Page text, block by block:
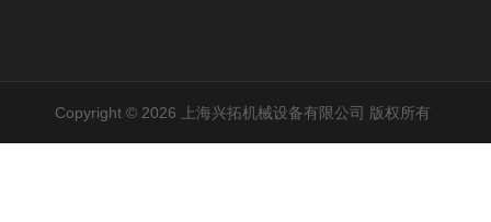
Copyright © 2026 上海兴拓机械设备有限公司 版权所有